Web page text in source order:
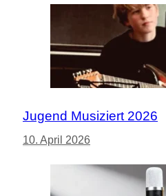
Jugend Musiziert 2026
10. April 2026